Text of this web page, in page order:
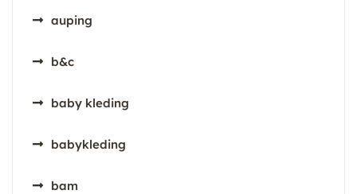
auping
b&c
baby kleding
babykleding
bam